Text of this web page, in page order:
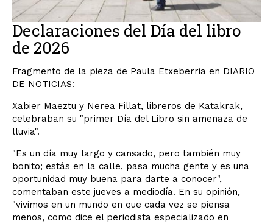
Declaraciones del Día del libro
de 2026
Fragmento de la pieza de Paula Etxeberria en DIARIO
DE NOTICIAS:
Xabier Maeztu y Nerea Fillat, libreros de Katakrak,
celebraban su "primer Día del Libro sin amenaza de
lluvia".
"Es un día muy largo y cansado, pero también muy
bonito; estás en la calle, pasa mucha gente y es una
oportunidad muy buena para darte a conocer",
comentaban este jueves a mediodía. En su opinión,
"vivimos en un mundo en que cada vez se piensa
menos, como dice el periodista especializado en